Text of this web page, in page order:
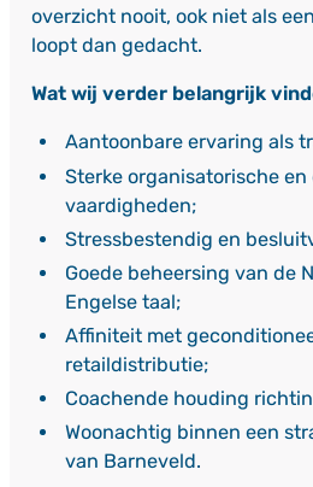
overzicht nooit, ook niet als
loopt dan gedacht.
Wat wij verder belangrijk
Aantoonbare ervaring als
Sterke organisatorische
vaardigheden;
Stressbestendig en
Goede beheersing van de
Engelse taal;
Affiniteit met
retaildistributie;
Coachende houding
Woonachtig binnen een
van Barneveld.